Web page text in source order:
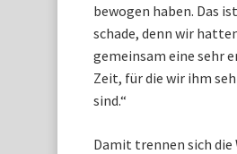
bewogen haben. Das
schade, denn wir
gemeinsam eine sehr
Zeit, für die wir ihm
sind.“
Damit trennen sich die